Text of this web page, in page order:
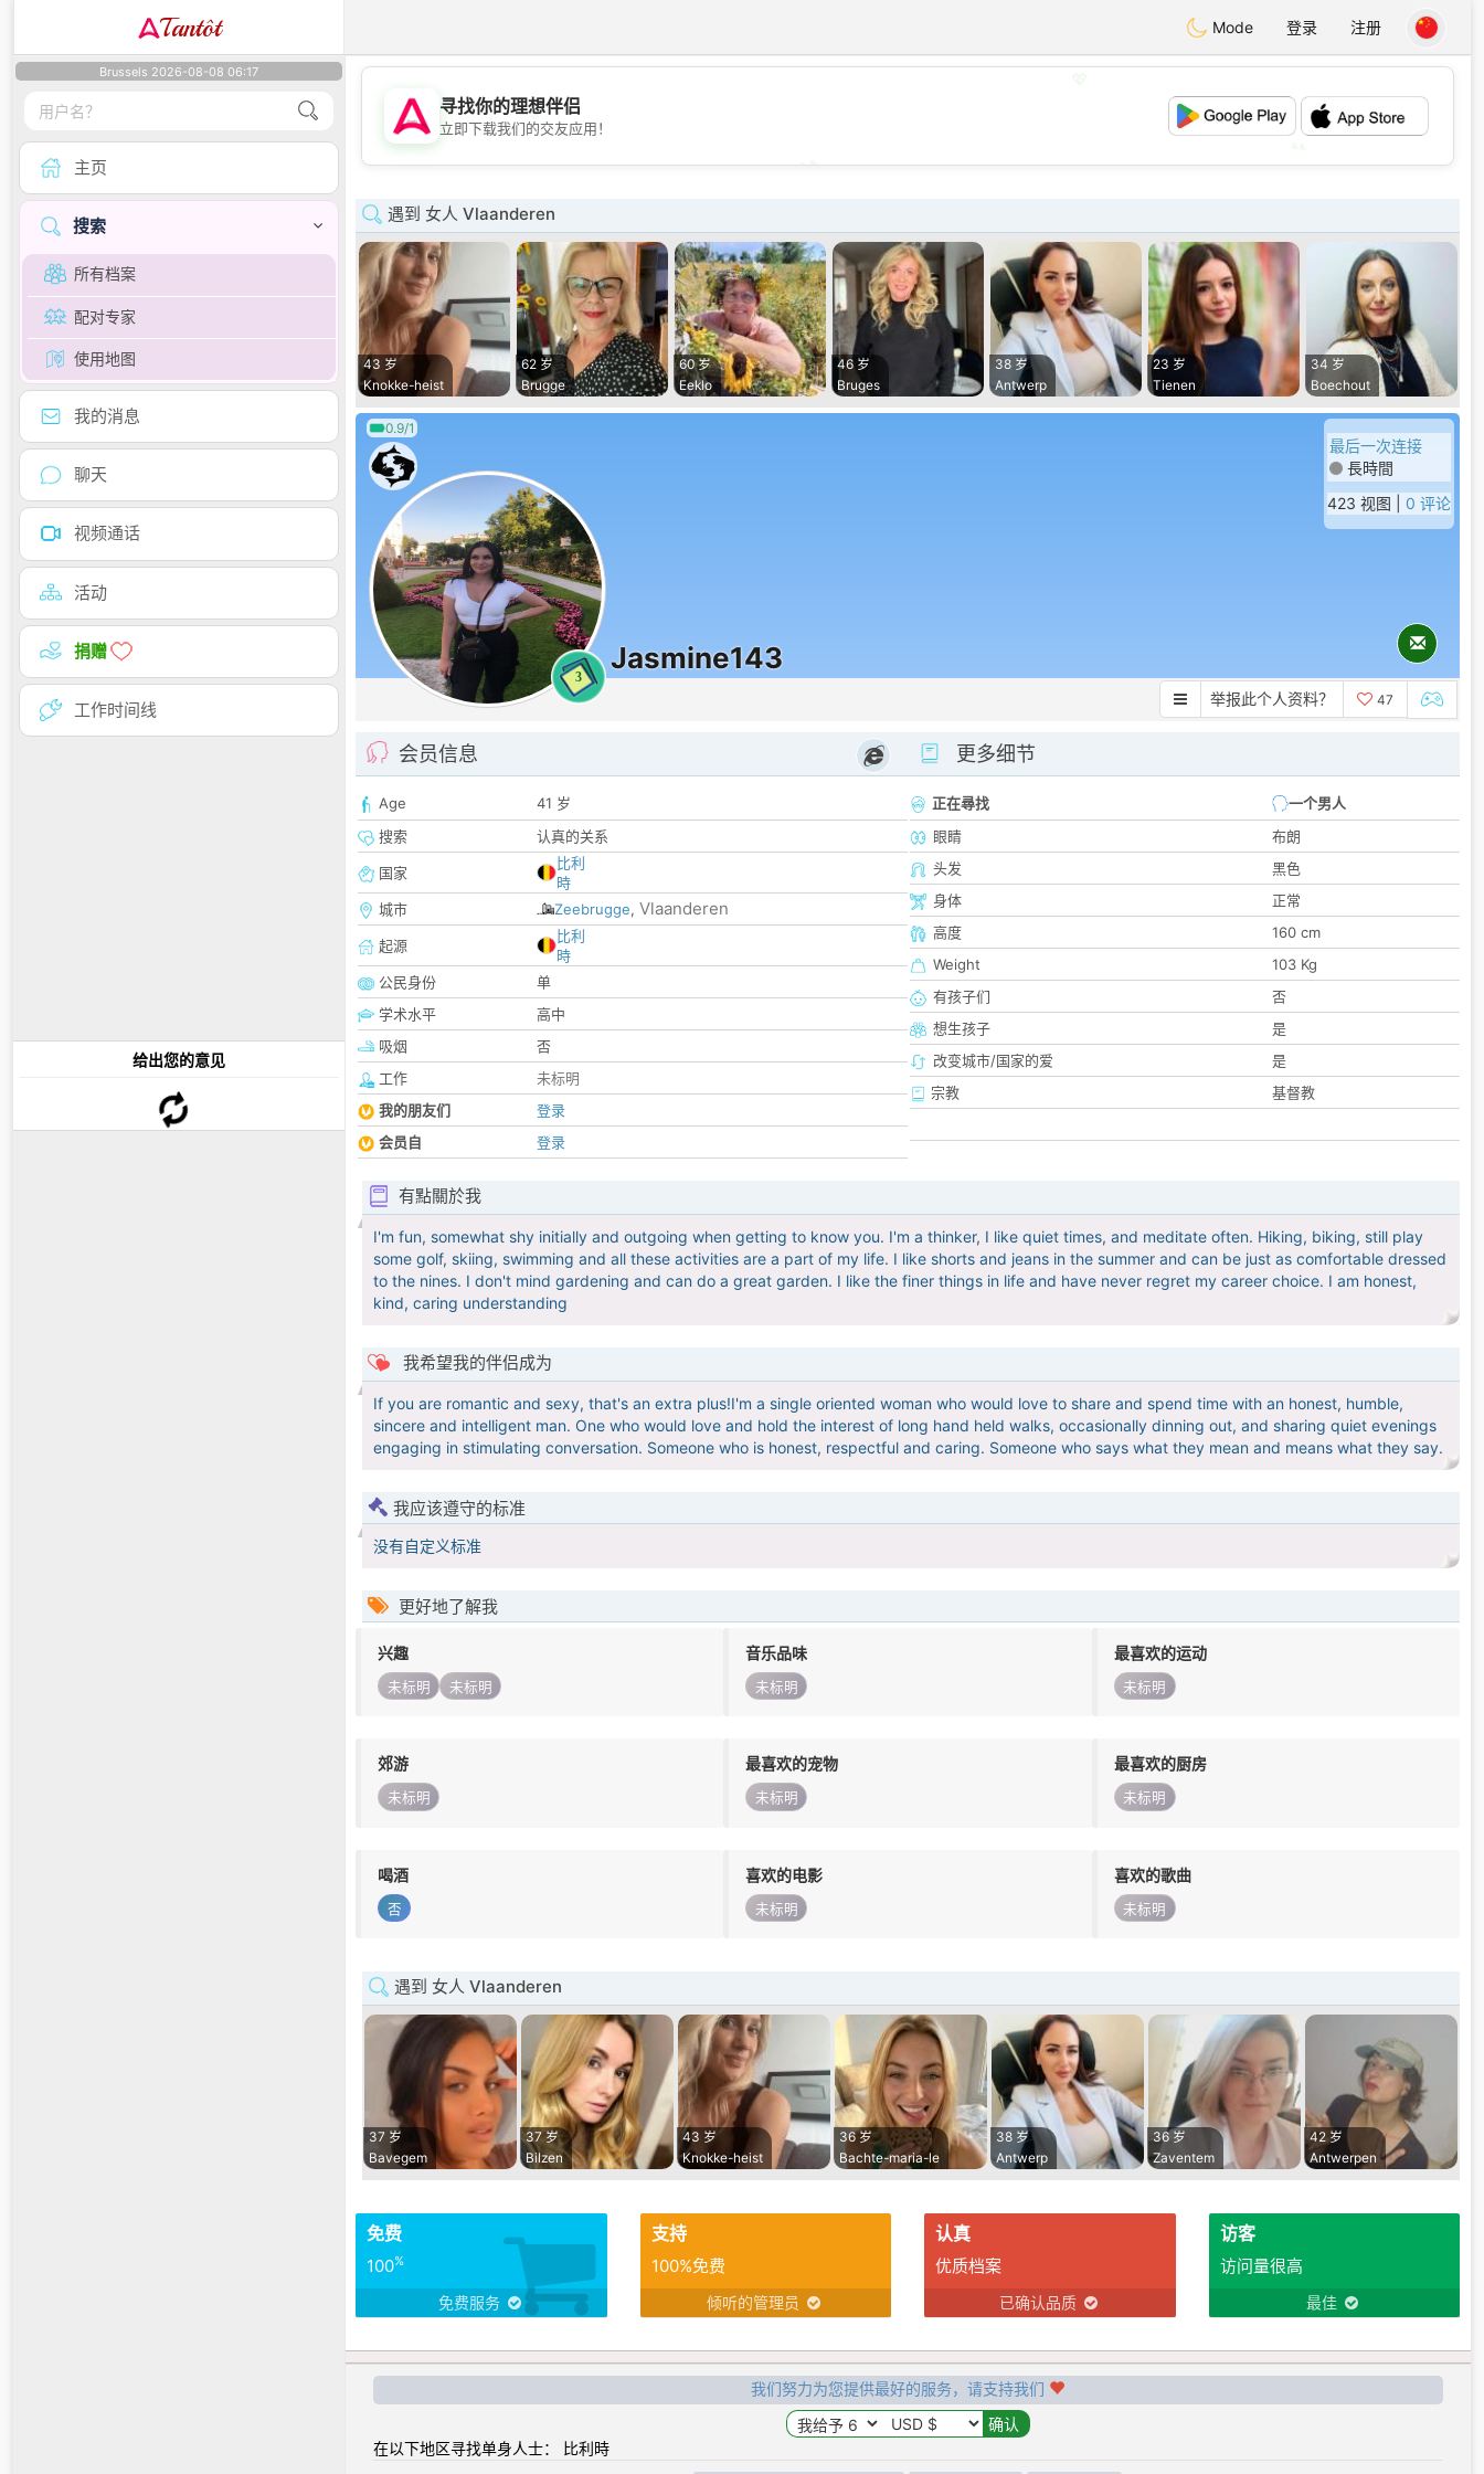
Tantôt Mode 登录 注册
Brussels 2026-08-08 06:17
主页
搜索
所有档案
配对专家
使用地图
我的消息
聊天
视频通话
活动
捐赠
工作时间线
给出您的意见
💖
💕
寻找你的理想伴侣
立即下载我们的交友应用！
遇到 女人 Vlaanderen
43 岁
Knokke-heist
62 岁
Brugge
60 岁
Eeklo
46 岁
Bruges
38 岁
Antwerp
23 岁
Tienen
34 岁
Boechout
0.9/1
3
Jasmine143
最后一次连接
長時間
423 视图 | 0 评论
举报此个人资料？ 47
会员信息
Age
41 岁
搜索
认真的关系
国家
比利
時
城市
Zeebrugge, Vlaanderen
起源
比利
時
公民身份
单
学术水平
高中
吸烟
否
工作
未标明
我的朋友们
登录
会员自
登录
更多细节
正在尋找
一个男人
眼睛
布朗
头发
黑色
身体
正常
高度
160 cm
Weight
103 Kg
有孩子们
否
想生孩子
是
改变城市/国家的爱
是
宗教
基督教
有點關於我
I'm fun, somewhat shy initially and outgoing when getting to know you. I'm a thinker, I like quiet times, and meditate often. Hiking, biking, still play
some golf, skiing, swimming and all these activities are a part of my life. I like shorts and jeans in the summer and can be just as comfortable dressed
to the nines. I don't mind gardening and can do a great garden. I like the finer things in life and have never regret my career choice. I am honest,
kind, caring understanding
我希望我的伴侣成为
If you are romantic and sexy, that's an extra plus!I'm a single oriented woman who would love to share and spend time with an honest, humble,
sincere and intelligent man. One who would love and hold the interest of long hand held walks, occasionally dinning out, and sharing quiet evenings
engaging in stimulating conversation. Someone who is honest, respectful and caring. Someone who says what they mean and means what they say.
我应该遵守的标准
没有自定义标准
更好地了解我
兴趣
未标明 未标明
音乐品味
未标明
最喜欢的运动
未标明
郊游
未标明
最喜欢的宠物
未标明
最喜欢的厨房
未标明
喝酒
否
喜欢的电影
未标明
喜欢的歌曲
未标明
遇到 女人 Vlaanderen
37 岁
Bavegem
37 岁
Bilzen
43 岁
Knokke-heist
36 岁
Bachte-maria-le
38 岁
Antwerp
36 岁
Zaventem
42 岁
Antwerpen
免费
100%
免费服务
支持
100%免费
倾听的管理员
认真
优质档案
已确认品质
访客
访问量很高
最佳
我们努力为您提供最好的服务，请支持我们
在以下地区寻找单身人士： 比利時